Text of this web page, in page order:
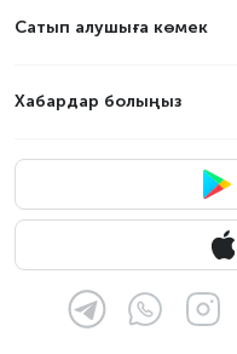
Сатып алушыға көмек
Хабардар болыңыз